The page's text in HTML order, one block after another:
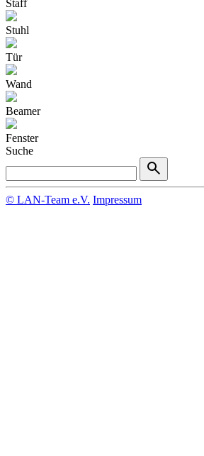
Staff
Stuhl
Tür
Wand
Beamer
Fenster
Suche
© LAN-Team e.V. Impressum